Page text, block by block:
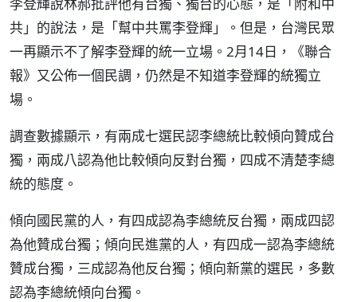
共」的說法，是「幫中共罵李登輝」。但是，台灣民眾
一再顯示不了解李登輝的統一立場。2月14日，《聯合
報》又公佈一個民調，仍然是不知道李登輝的統獨立
場。
調查數據顯示，有兩成七選民認李總統比較傾向贊成台
獨，兩成八認為他比較傾向反對台獨，四成不清楚李總
統的態度。
傾向國民黨的人，有四成認為李總統反台獨，兩成四認
為他贊成台獨；傾向民進黨的人，有四成一認為李總統
贊成台獨，三成認為他反台獨；傾向新黨的選民，多數
認為李總統傾向台獨。